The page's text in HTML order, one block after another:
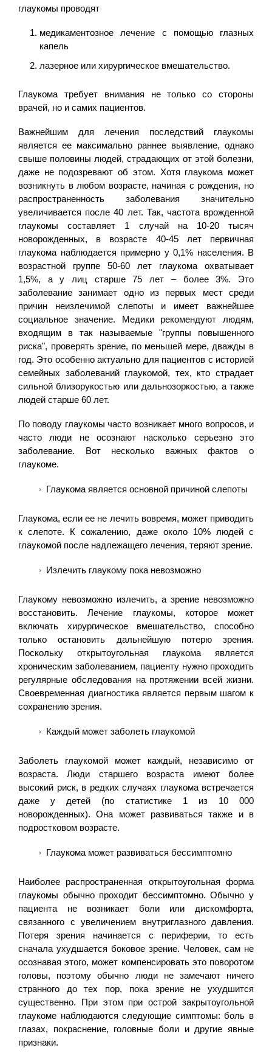
глаукомы проводят
медикаментозное лечение с помощью глазных
капель
лазерное или хирургическое вмешательство.
Глаукома требует внимания не только со стороны
врачей, но и самих пациентов.
Важнейшим для лечения последствий глаукомы
является ее максимально раннее выявление, однако
свыше половины людей, страдающих от этой болезни,
даже не подозревают об этом. Хотя глаукома может
возникнуть в любом возрасте, начиная с рождения, но
распространенность заболевания значительно
увеличивается после 40 лет. Так, частота врожденной
глаукомы составляет 1 случай на 10-20 тысяч
новорожденных, в возрасте 40-45 лет первичная
глаукома наблюдается примерно у 0,1% населения. В
возрастной группе 50-60 лет глаукома охватывает
1,5%, а у лиц старше 75 лет – более 3%. Это
заболевание занимает одно из первых мест среди
причин неизлечимой слепоты и имеет важнейшее
социальное значение. Медики рекомендуют людям,
входящим в так называемые "группы повышенного
риска", проверять зрение, по меньшей мере, дважды в
год. Это особенно актуально для пациентов с историей
семейных заболеваний глаукомой, тех, кто страдает
сильной близорукостью или дальнозоркостью, а также
людей старше 60 лет.
По поводу глаукомы часто возникает много вопросов, и
часто люди не осознают насколько серьезно это
заболевание. Вот несколько важных фактов о
глаукоме.
Глаукома является основной причиной слепоты
Глаукома, если ее не лечить вовремя, может приводить
к слепоте. К сожалению, даже около 10% людей с
глаукомой после надлежащего лечения, теряют зрение.
Излечить глаукому пока невозможно
Глаукому невозможно излечить, а зрение невозможно
восстановить. Лечение глаукомы, которое может
включать хирургическое вмешательство, способно
только остановить дальнейшую потерю зрения.
Поскольку открытоугольная глаукома является
хроническим заболеванием, пациенту нужно проходить
регулярные обследования на протяжении всей жизни.
Своевременная диагностика является первым шагом к
сохранению зрения.
Каждый может заболеть глаукомой
Заболеть глаукомой может каждый, независимо от
возраста. Люди старшего возраста имеют более
высокий риск, в редких случаях глаукома встречается
даже у детей (по статистике 1 из 10 000
новорожденных). Она может развиваться также и в
подростковом возрасте.
Глаукома может развиваться бессимптомно
Наиболее распространенная открытоугольная форма
глаукомы обычно проходит бессимптомно. Обычно у
пациента не возникает боли или дискомфорта,
связанного с увеличением внутриглазного давления.
Потеря зрения начинается с периферии, то есть
сначала ухудшается боковое зрение. Человек, сам не
осознавая этого, может компенсировать это поворотом
головы, поэтому обычно люди не замечают ничего
странного до тех пор, пока зрение не ухудшится
существенно. При этом при острой закрытоугольной
глаукоме наблюдаются следующие симптомы: боль в
глазах, покраснение, головные боли и другие явные
признаки.